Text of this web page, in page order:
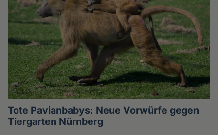
Tote Pavianbabys: Neue Vorwürfe gegen
Tiergarten Nürnberg